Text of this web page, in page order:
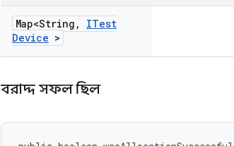
Map<String ,
ITest
Device >
বরাদ্দ সফল ছিল